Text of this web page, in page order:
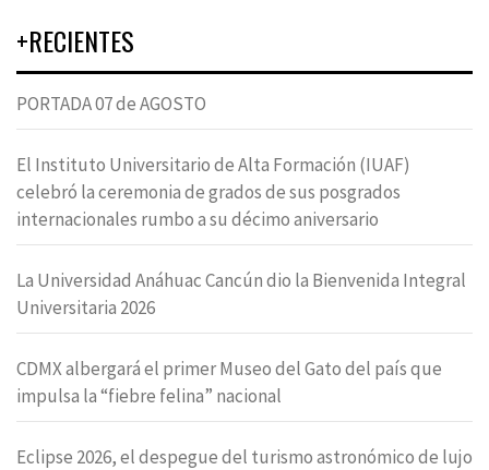
+RECIENTES
PORTADA 07 de AGOSTO
El Instituto Universitario de Alta Formación (IUAF)
celebró la ceremonia de grados de sus posgrados
internacionales rumbo a su décimo aniversario
La Universidad Anáhuac Cancún dio la Bienvenida Integral
Universitaria 2026
CDMX albergará el primer Museo del Gato del país que
impulsa la “fiebre felina” nacional
Eclipse 2026, el despegue del turismo astronómico de lujo